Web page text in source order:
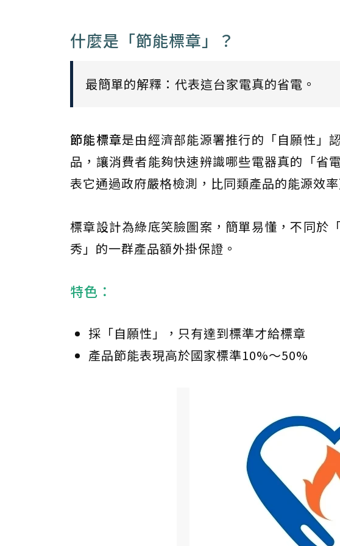
什麼是「節能標章」？
最簡單的解釋：代表這台家電真的省電。
節能標章是由經濟部能源署推行的「自願性」
品，讓消費者能夠快速辨識哪些電器真的「省
表它通過政府嚴格檢測，比同類產品的能源效率
標章設計為綠底笑臉圖案，簡單易懂，不同於
秀」的一群產品額外掛保證。
特色：
採「自願性」，只有達到標準才給標章
產品節能表現高於國家標準10%～50%